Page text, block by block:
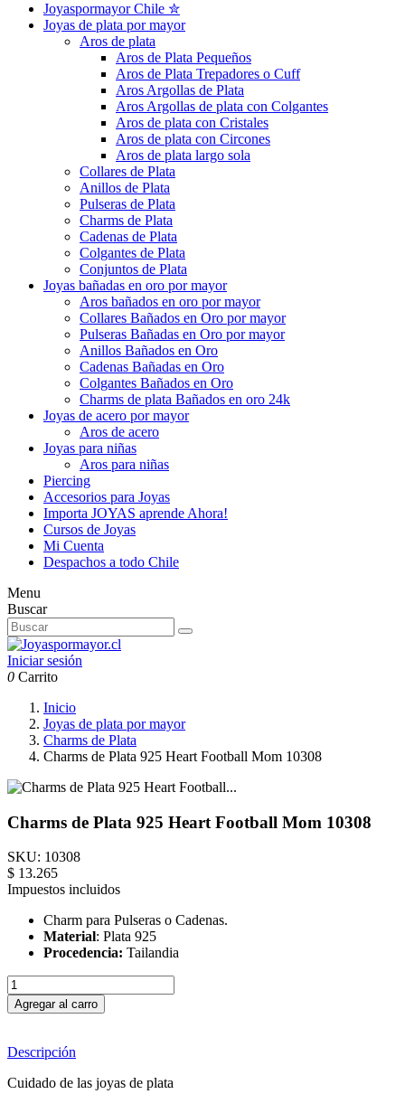
Joyaspormayor Chile ✮
Joyas de plata por mayor
Aros de plata
Aros de Plata Pequeños
Aros de Plata Trepadores o Cuff
Aros Argollas de Plata
Aros Argollas de plata con Colgantes
Aros de plata con Cristales
Aros de plata con Circones
Aros de plata largo sola
Collares de Plata
Anillos de Plata
Pulseras de Plata
Charms de Plata
Cadenas de Plata
Colgantes de Plata
Conjuntos de Plata
Joyas bañadas en oro por mayor
Aros bañados en oro por mayor
Collares Bañados en Oro por mayor
Pulseras Bañadas en Oro por mayor
Anillos Bañados en Oro
Cadenas Bañadas en Oro
Colgantes Bañados en Oro
Charms de plata Bañados en oro 24k
Joyas de acero por mayor
Aros de acero
Joyas para niñas
Aros para niñas
Piercing
Accesorios para Joyas
Importa JOYAS aprende Ahora!
Cursos de Joyas
Mi Cuenta
Despachos a todo Chile
Menu
Buscar
Iniciar sesión
0 Carrito
Inicio
Joyas de plata por mayor
Charms de Plata
Charms de Plata 925 Heart Football Mom 10308
Charms de Plata 925 Heart Football Mom 10308
SKU: 10308
$ 13.265
Impuestos incluidos
Charm para Pulseras o Cadenas.
Material: Plata 925
Procedencia: Tailandia
Agregar al carro
Descripción
Cuidado de las joyas de plata